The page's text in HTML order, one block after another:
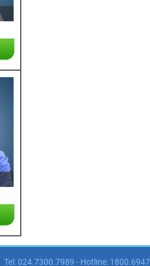
Tel: 024.7300.7989 - Hotline: 1800.6947